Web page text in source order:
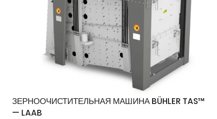
ЗЕРНООЧИСТИТЕЛЬНАЯ МАШИНА BÜHLER TAS™
— LAAB